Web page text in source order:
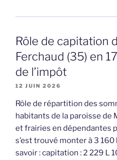
Rôle de capitation
Ferchaud (35) en
de l’impôt
12 JUIN 2026
Rôle de répartition des
habitants de la paroisse de
et frairies en dépendantes
s’est trouvé monter à 3
savoir : capitation : 2 229 L